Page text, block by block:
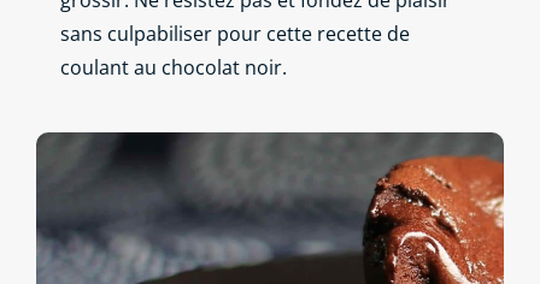
sans culpabiliser pour cette recette de
coulant au chocolat noir.